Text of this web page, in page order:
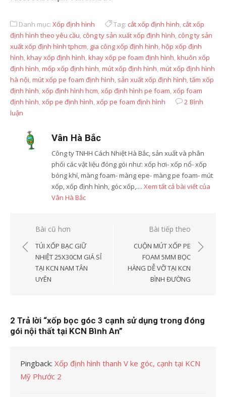
Danh mục: Xốp định hình Tag: cắt xốp định hình, cắt xốp
định hình theo yêu cầu, công ty sản xuất xốp định hình, công ty sản
xuất xốp định hình tphcm, gia công xốp định hình,hộp xốp định
hình,khay xốp định hình,khay xốp pe foam định hình,khuôn xốp
định hình,mốp xốp định hình,mút xốp định hình,mút xốp định hình
hà nội,mút xốp pe foam định hình, sản xuất xốp định hình,tấm xốp
định hình,xốp định hình hcm,xốp định hình pe foam,xốp foam
định hình,xốp pe định hình,xốp pe foam định hình
2 Bình
luận
Vân Hà Bắc
Công ty TNHH Cách Nhiệt Hà Bắc, sản xuất và phân
phối các vật liệu đóng gói như: xốp hơi- xốp nổ- xốp
bóng khí, màng foam- màng epe- màng pe foam- mút
xốp, xốp định hình, góc xốp,.... Xem tất cả bài viết của
Vân Hà Bắc
Điều
hướng
viết
Bài cũ hơn
TÚI XỐP BẠC GIỮ
NHIỆT 25X30CM GIÁ SỈ
TẠI KCN NAM TÂN
UYÊN
Bài tiếp theo
CUỘN MÚT XỐP PE
FOAM 5MM BỌC
HÀNG DỄ VỠ TẠI KCN
BÌNH ĐƯỜNG
2 Trả lời “xốp bọc góc 3 cạnh sử dụng trong đóng
gói nội thất tại KCN Bình An”
Pingback: Xốp định hình thanh V ke góc, cạnh tại KCN
Mỹ Phước 2